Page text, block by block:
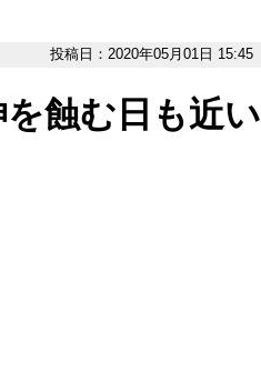
投稿日：2020年05月01日 15:45
蝕む日も近い